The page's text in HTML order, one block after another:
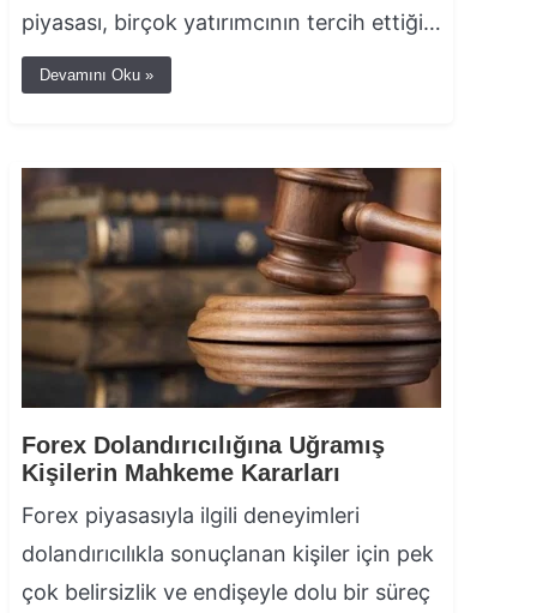
piyasası, birçok yatırımcının tercih ettiği…
Devamını Oku »
Forex Dolandırıcılığına Uğramış
Kişilerin Mahkeme Kararları
Forex piyasasıyla ilgili deneyimleri
dolandırıcılıkla sonuçlanan kişiler için pek
çok belirsizlik ve endişeyle dolu bir süreç